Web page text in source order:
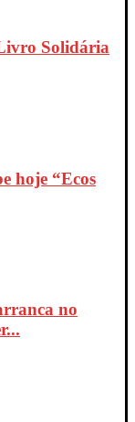
Solidária
hoje “Ecos
no